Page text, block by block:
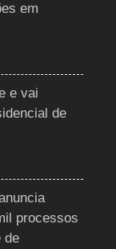
em
e vai
de
processos
de